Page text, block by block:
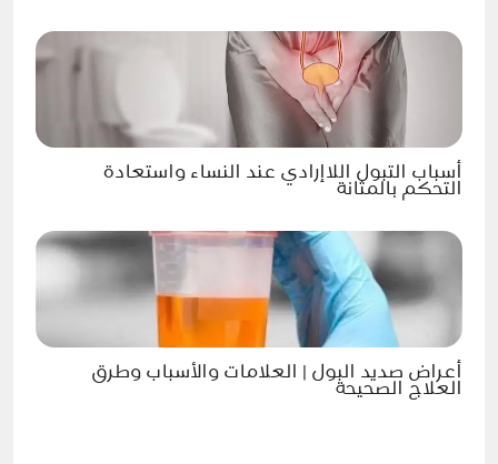
أسباب التبول اللاإرادي عند النساء واستعادة
التحكم بالمثانة
أعراض صديد البول | العلامات والأسباب وطرق
العلاج الصحيحة